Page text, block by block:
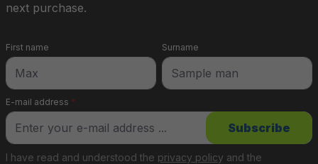
next purchase.
E-mail address *
First name Surname
I have read and understood the privacy policy and the
Subscribe